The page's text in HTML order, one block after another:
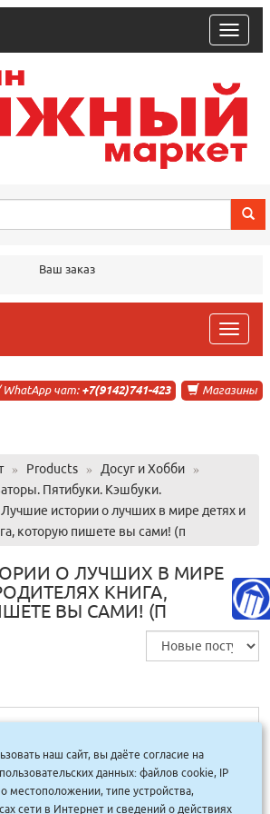
trk
Ваш заказ
trk
Магазины
WhatApp чат: +7(9142)741-423
» Products » Досуг и Хобби
»
Пятибуки. Кэшбуки.
Лучшие истории о лучших в мире детях и
которую пишете вы сами! (п
О ЛУЧШИХ В МИРЕ
КНИГА,
ВЫ САМИ! (П
Книга, которую пишете
(п/тв.)
наш сайт, вы даёте согласие на
данных: файлов cookie, IP
местоположении, типе устройства,
сети в Интернет и сведений о действиях